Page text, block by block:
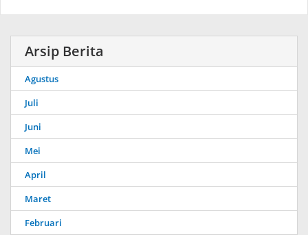
Arsip Berita
Agustus
Juli
Juni
Mei
April
Maret
Februari